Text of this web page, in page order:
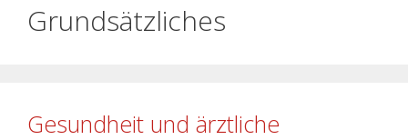
Grundsätzliches
Gesundheit und ärztliche